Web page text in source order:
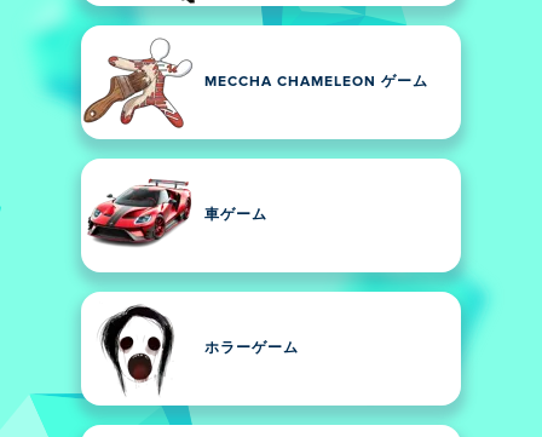
MECCHA CHAMELEON ゲーム
車ゲーム
ホラーゲーム